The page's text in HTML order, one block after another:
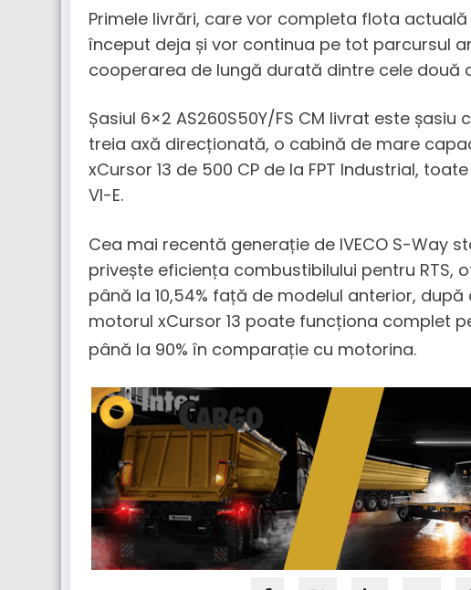
Primele livrări, care vor completa flota actuală
început deja și vor continua pe tot parcursul
cooperarea de lungă durată dintre cele două
Șasiul 6×2 AS260S50Y/FS CM livrat este
treia axă direcționată, o cabină de mare
xCursor 13 de 500 CP de la FPT Industrial,
VI-E.
Cea mai recentă generație de IVECO S-Way
privește eficiența combustibilului pentru RTS,
până la 10,54% față de modelul anterior, după
motorul xCursor 13 poate funcționa complet
până la 90% în comparație cu motorina.